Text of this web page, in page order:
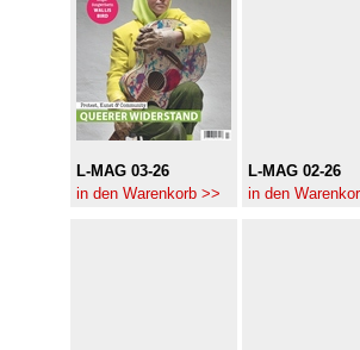
L-MAG 03-26
in den Warenkorb >>
L-MAG 02-26
in den